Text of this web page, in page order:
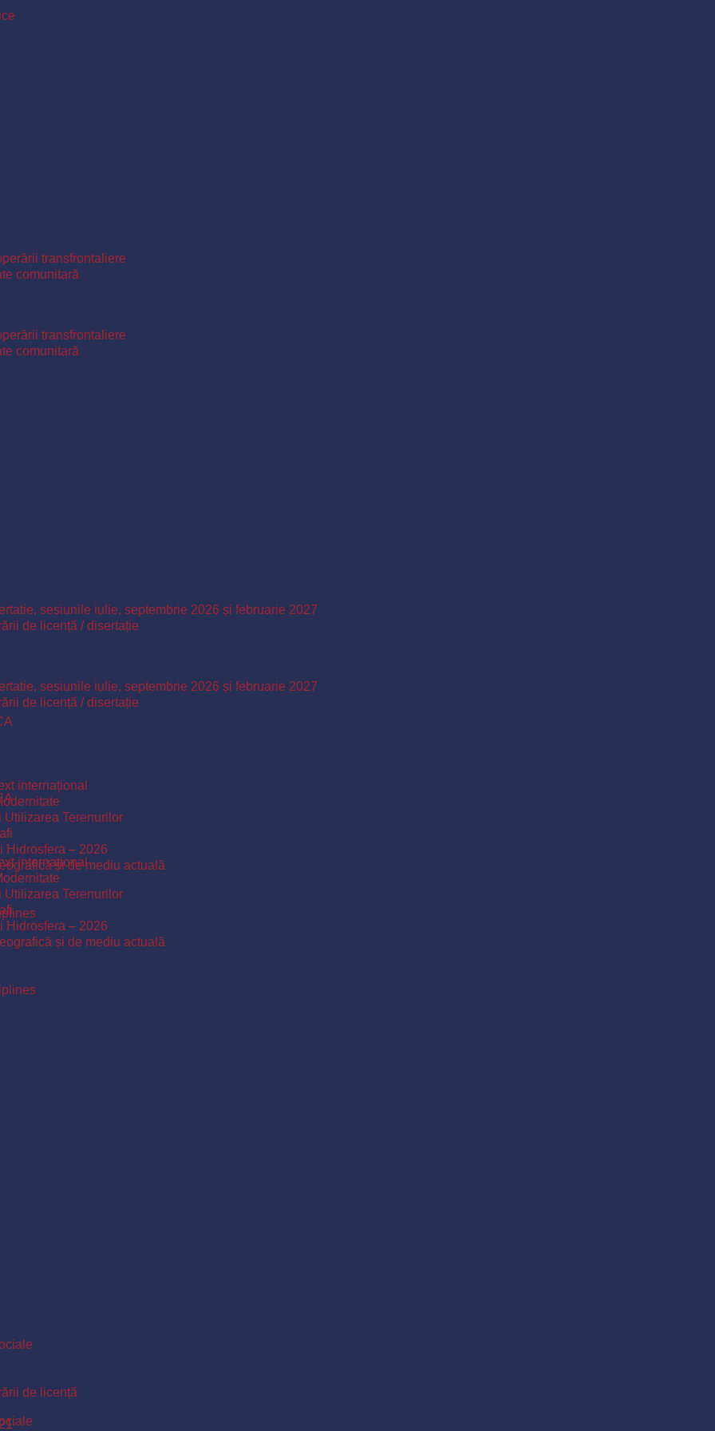
transfrontaliere
comunitară
sesiunile iulie, septembrie 2026 și februarie 2027
de licență / disertație
internațional
Terenurilor
Hidrosfera – 2026
și de mediu actuală
de licență
transfrontaliere
comunitară
sesiunile iulie, septembrie 2026 și februarie 2027
de licență / disertație
internațional
Terenurilor
Hidrosfera – 2026
și de mediu actuală